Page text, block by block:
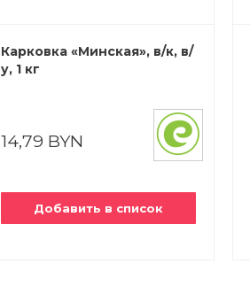
Карковка «Минская», в/к, в/
у, 1 кг
14,79 BYN
Добавить в список